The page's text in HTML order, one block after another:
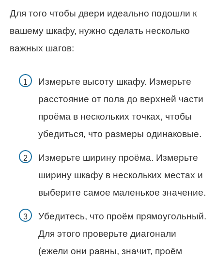
Для того чтобы двери идеально подошли к
вашему шкафу, нужно сделать несколько
важных шагов:
Измерьте высоту шкафу. Измерьте
расстояние от пола до верхней части
проёма в нескольких точках, чтобы
убедиться, что размеры одинаковые.
Измерьте ширину проёма. Измерьте
ширину шкафу в нескольких местах и
выберите самое маленькое значение.
Убедитесь, что проём прямоугольный.
Для этого проверьте диагонали
(ежели они равны, значит, проём